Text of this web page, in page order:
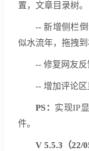
置，文章目录树。
-- 新增侧栏
似水流年，拖拽到
-- 修复网友反
-- 增加评论区
PS： 实现IP
件。
V 5.5.3（22/